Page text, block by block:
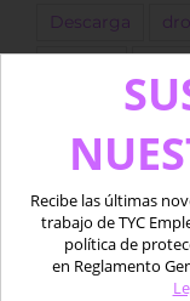
Descarga
Google Earth
Imágenes
LIDAR
piloto Pix4D
Satélite
Recibe las últimas
trabajo de TYC
política de
en Reglamento